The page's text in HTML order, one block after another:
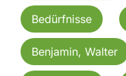
Bedürfnisse
Benjamin, Walter